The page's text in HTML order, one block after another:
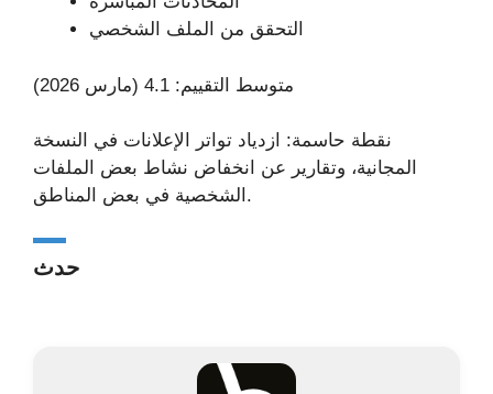
التحقق من الملف الشخصي
متوسط التقييم: 4.1 (مارس 2026)
نقطة حاسمة: ازدياد تواتر الإعلانات في النسخة
المجانية، وتقارير عن انخفاض نشاط بعض الملفات
الشخصية في بعض المناطق.
حدث